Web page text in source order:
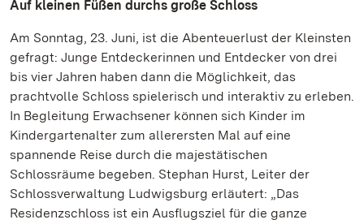
Auf kleinen Füßen durchs große Schloss
Am Sonntag, 23. Juni, ist die Abenteuerlust der Kleinsten
gefragt: Junge Entdeckerinnen und Entdecker von drei
bis vier Jahren haben dann die Möglichkeit, das
prachtvolle Schloss spielerisch und interaktiv zu erleben.
In Begleitung Erwachsener können sich Kinder im
Kindergartenalter zum allerersten Mal auf eine
spannende Reise durch die majestätischen
Schlossräume begeben. Stephan Hurst, Leiter der
Schlossverwaltung Ludwigsburg erläutert: „Das
Residenzschloss ist ein Ausflugsziel für die ganze